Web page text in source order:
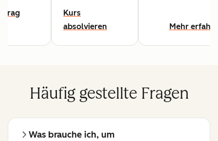
Kurs
absolvieren
Mehr
Häufig gestellte Fragen
Was brauche ich, um